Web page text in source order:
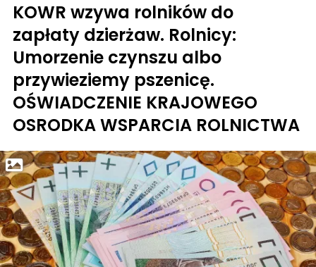
KOWR wzywa rolników do
zapłaty dzierżaw. Rolnicy:
Umorzenie czynszu albo
przywieziemy pszenicę.
OŚWIADCZENIE KRAJOWEGO
OSRODKA WSPARCIA ROLNICTWA